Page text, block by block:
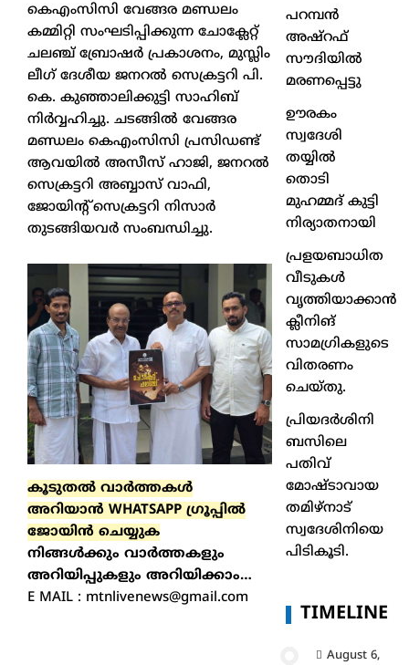
കെഎംസിസി വേങ്ങര മണ്ഡലം
കമ്മിറ്റി സംഘടിപ്പിക്കുന്ന ചോക്ലേറ്റ്
ചലഞ്ച് ബ്രോഷർ പ്രകാശനം, മുസ്ലിം
ലീഗ് ദേശീയ ജനറൽ സെക്രട്ടറി പി.
കെ. കുഞ്ഞാലിക്കുട്ടി സാഹിബ്
നിർവ്വഹിച്ചു. ചടങ്ങിൽ വേങ്ങര
മണ്ഡലം കെഎംസിസി പ്രസിഡണ്ട്
ആവയിൽ അസീസ് ഹാജി, ജനറൽ
സെക്രട്ടറി അബ്ബാസ് വാഫി,
ജോയിൻ്റ് സെക്രട്ടറി നിസാർ
തുടങ്ങിയവർ സംബന്ധിച്ചു.
കൂടുതല്‍ വാർത്തകൾ
അറിയാന്‍ WHATSAPP ഗ്രൂപ്പിൽ
ജോയിൻ ചെയ്യുക
നിങ്ങൾക്കും വാർത്തകളും
അറിയിപ്പുകളും അറിയിക്കാം…
E MAIL : mtnlivenews@gmail.com
പറമ്പൻ
അഷ്‌റഫ്
സൗദിയിൽ
മരണപ്പെട്ടു
ഊരകം
സ്വദേശി
തയ്യിൽ
തൊടി
മുഹമ്മദ് കുട്ടി
നിര്യാതനായി
പ്രളയബാധിത
വീടുകൾ
വൃത്തിയാക്കാൻ
ക്ലീനിങ്
സാമഗ്രികളുടെ
വിതരണം
ചെയ്തു.
പ്രിയദർശിനി
ബസിലെ
പതിവ്
മോഷ്ടാവായ
തമിഴ്നാട്
സ്വദേശിനിയെ
പിടികൂടി.
TIMELINE
August 6,